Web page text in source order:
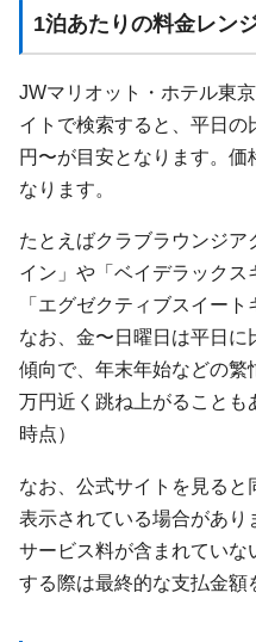
1泊あたりの料金レン
JWマリオット・ホテル東
イトで検索すると、平日
円〜が目安となります。
なります。
たとえばクラブラウンジ
イン」や「ベイデラックス
「エグゼクティブスイー
なお、金〜日曜日は平日
傾向で、年末年始などの
万円近く跳ね上がること
時点）
なお、公式サイトを見ると
表示されている場合があ
サービス料が含まれていな
する際は最終的な支払金額